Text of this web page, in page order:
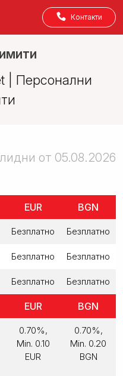
Контакти
| Персонални
от 05.08.2026
EUR BGN
Безплатно Безплатно
Безплатно Безплатно
Безплатно Безплатно
EUR BGN
0.70%,
Min. 0.10
EUR
0.70%,
Min. 0.20
BGN